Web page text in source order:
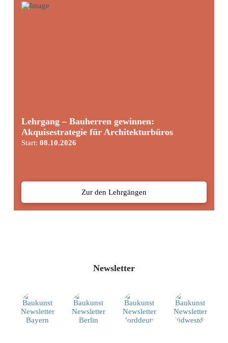
Lehrgang – Bauherren gewinnen:
Akquisestrategie für Architekturbüros
Start: 08.10.2026
Zur den Lehrgängen
Newsletter